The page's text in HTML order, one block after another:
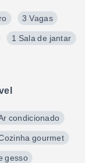
3 Vagas
1 Sala de jantar
condicionado
gourmet
gesso